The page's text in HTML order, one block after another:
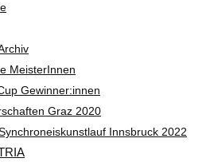
MeisterInnen
Gewinner:innen
Graz 2020
Innsbruck 2022